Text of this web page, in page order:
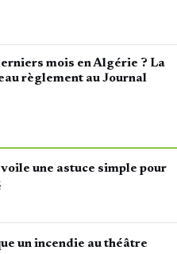
mois en Algérie ? La
règlement au Journal
une astuce simple pour
un incendie au théâtre